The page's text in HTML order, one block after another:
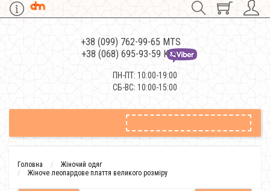
+38 (099) 762-99-65 MTS
+38 (068) 695-93-59 Kievstar
ПН-ПТ: 10:00-19:00
СБ-ВС: 10:00-15:00
Головна
Жіночий одяг
Жіноче леопардове плаття великого розміру